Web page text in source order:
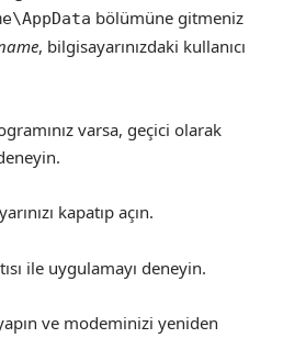
bölümüne gitmeniz
, bilgisayarınızdaki kullanıcı
varsa, geçici olarak
kapatıp açın.
ile uygulamayı deneyin.
ve modeminizi yeniden